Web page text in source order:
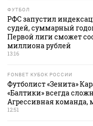
ФУТБОЛ
РФС запустил
судей, суммарный
Первой лиги сможет
миллиона рублей
13:16
FONBET КУБОК РОССИИ
Футболист «Зенита»
«Балтики» всегда
Агрессивная команда,
12:51